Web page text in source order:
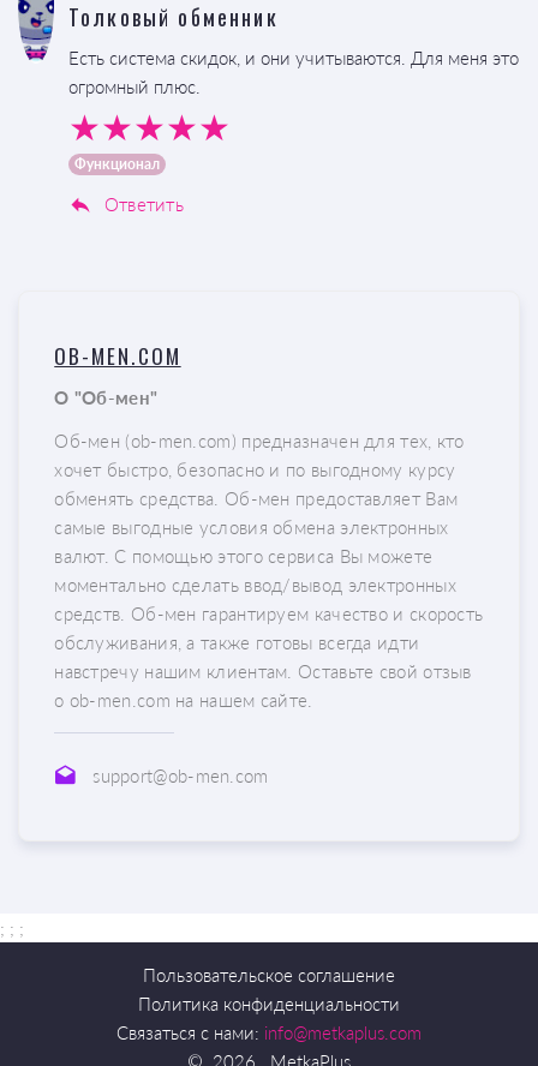
Толковый обменник
Есть система скидок, и они учитываются. Для меня это
огромный плюс.
Функционал
Ответить
OB-MEN.COM
О "Об-мен"
Об-мен (ob-men.com) предназначен для тех, кто
хочет быстро, безопасно и по выгодному курсу
обменять средства. Об-мен предоставляет Вам
самые выгодные условия обмена электронных
валют. С помощью этого сервиса Вы можете
моментально сделать ввод/вывод электронных
средств. Об-мен гарантируем качество и скорость
обслуживания, а также готовы всегда идти
навстречу нашим клиентам. Оставьте свой отзыв
о ob-men.com на нашем сайте.
support@ob-men.com
; ; ;
Пользовательское соглашение
Политика конфиденциальности
Связаться с нами: info@metkaplus.com
© 2026 MetkaPlus